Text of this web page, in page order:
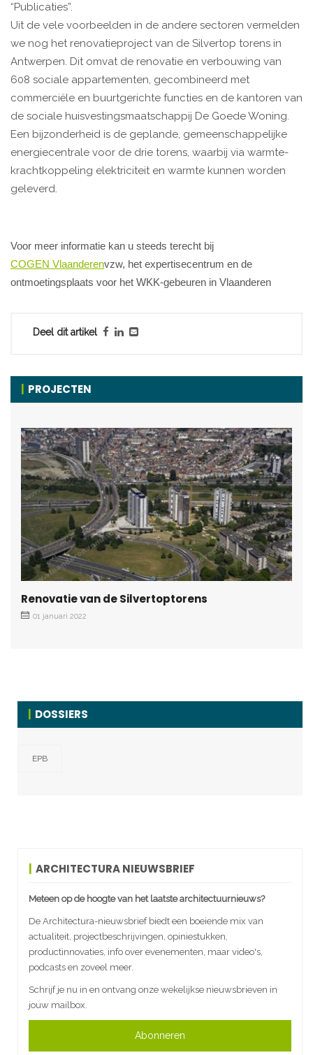
“Publicaties”.
Uit de vele voorbeelden in de andere sectoren vermelden
we nog het renovatieproject van de Silvertop torens in
Antwerpen. Dit omvat de renovatie en verbouwing van
608 sociale appartementen, gecombineerd met
commerciële en buurtgerichte functies en de kantoren van
de sociale huisvestingsmaatschappij De Goede Woning.
Een bijzonderheid is de geplande, gemeenschappelijke
energiecentrale voor de drie torens, waarbij via warmte-
krachtkoppeling elektriciteit en warmte kunnen worden
geleverd.
Voor meer informatie kan u steeds terecht bij
COGEN Vlaanderenvzw, het expertisecentrum en de
ontmoetingsplaats voor het WKK-gebeuren in Vlaanderen
Deel dit artikel
PROJECTEN
Renovatie van de Silvertoptorens
01 januari 2022
DOSSIERS
EPB
ARCHITECTURA NIEUWSBRIEF
Meteen op de hoogte van het laatste architectuurnieuws?
De Architectura-nieuwsbrief biedt een boeiende mix van
actualiteit, projectbeschrijvingen, opiniestukken,
productinnovaties, info over evenementen, maar video's,
podcasts en zoveel meer.
Schrijf je nu in en ontvang onze wekelijkse nieuwsbrieven in
jouw mailbox.
Abonneren